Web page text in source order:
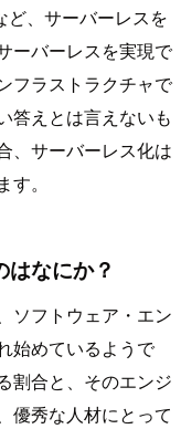
ど、サーバーレスを
ーバーレスを実現で
フラストラクチャで
答えとは言えないも
、サーバーレス化は
。
なにか？
ソフトウェア・エン
始めているようで
割合と、そのエンジ
優秀な人材にとって